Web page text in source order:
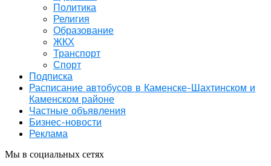
Политика
Религия
Образование
ЖКХ
Транспорт
Спорт
Подписка
Расписание автобусов в Каменске-Шахтинском и
Каменском районе
Частные объявления
Бизнес-новости
Реклама
Мы в социальных сетях